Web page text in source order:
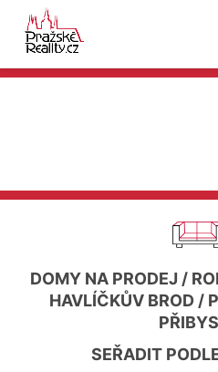
DOMY NA PRODEJ /
HAVLÍČKŮV BROD /
SEŘADIT